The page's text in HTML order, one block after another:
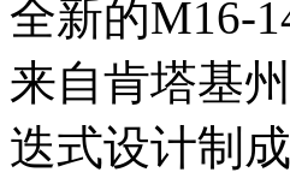
全新的M16-
来自肯塔基
迭式设计制